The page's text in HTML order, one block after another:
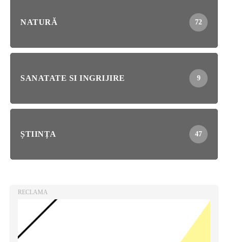
NATURĂ 72
SANATATE SI INGRIJIRE 9
ȘTIINȚA 47
RECLAMA